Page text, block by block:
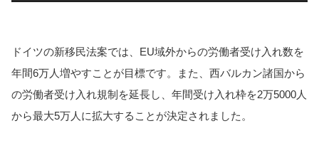
ドイツの新移民法案では、EU域外からの労働者受け入れ数を
年間6万人増やすことが目標です。また、西バルカン諸国から
の労働者受け入れ規制を延長し、年間受け入れ枠を2万5000人
から最大5万人に拡大することが決定されました​​。